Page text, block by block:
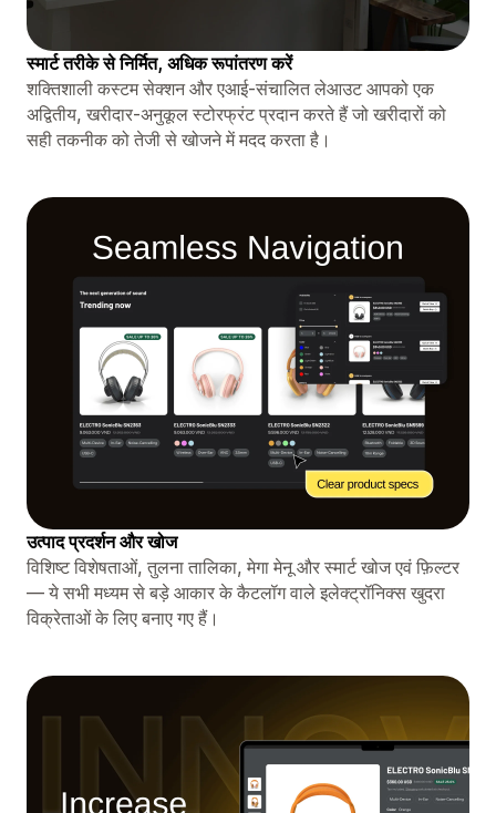
स्मार्ट तरीके से निर्मित, अधिक रूपांतरण करें
शक्तिशाली कस्टम सेक्शन और एआई-संचालित लेआउट आपको एक
अद्वितीय, खरीदार-अनुकूल स्टोरफ्रंट प्रदान करते हैं जो खरीदारों को
सही तकनीक को तेजी से खोजने में मदद करता है।
उत्पाद प्रदर्शन और खोज
विशिष्ट विशेषताओं, तुलना तालिका, मेगा मेनू और स्मार्ट खोज एवं फ़िल्टर
— ये सभी मध्यम से बड़े आकार के कैटलॉग वाले इलेक्ट्रॉनिक्स खुदरा
विक्रेताओं के लिए बनाए गए हैं।